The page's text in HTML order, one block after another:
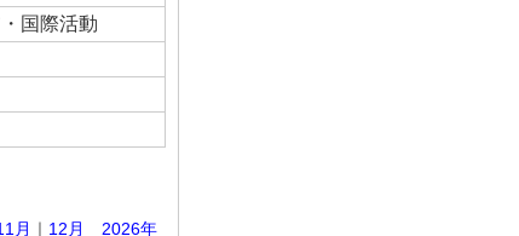
・国際活動
月 ｜ 12月 2026年